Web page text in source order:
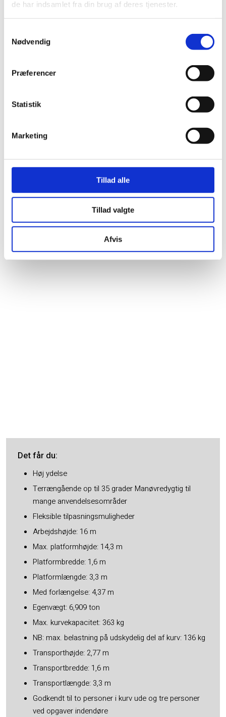
de har indsamlet fra din brug af deres tjenester.
Nødvendig
Præferencer
Statistik
Marketing
Tillad alle
Tillad valgte
Afvis
Datablad (eng)
med støtteben - batteri
Det får du​:
Høj ydelse
Terrængående op til 35 grader Manøvredygtig til
mange anvendelsesområder
Fleksible tilpasningsmuligheder
Arbejdshøjde: 16 m
Max. platformhøjde: 14,3 m
Platformbredde: 1,6 m
Platformlængde: 3,3 m
Med forlængelse: 4,37 m
Egenvægt: 6,909 ton
Max. kurvekapacitet: 363 kg
NB: max. belastning på udskydelig del af kurv: 136 kg
Transporthøjde: 2,77 m
Transportbredde: 1,6 m
Transportlængde: 3,3 m
Godkendt til to personer i kurv ude og tre personer
ved opgaver indendøre